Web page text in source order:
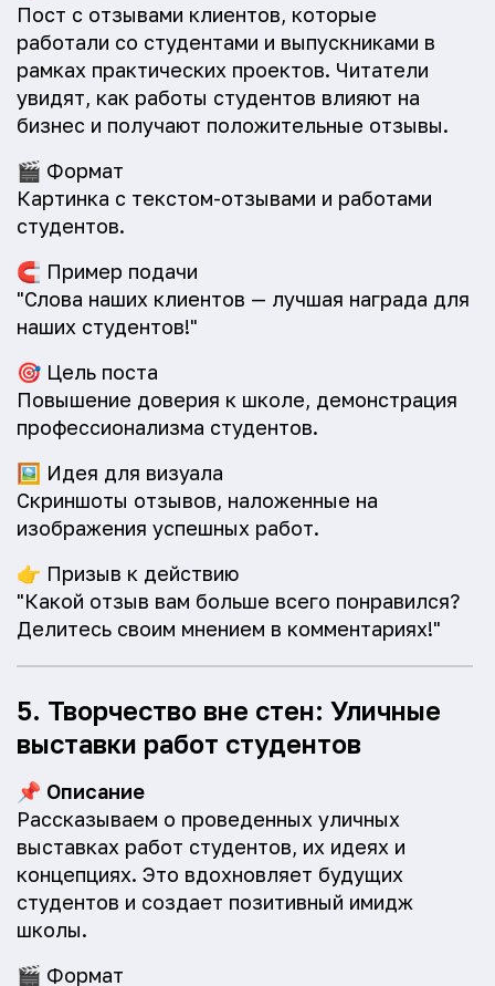
Пост с отзывами клиентов, которые
работали со студентами и выпускниками в
рамках практических проектов. Читатели
увидят, как работы студентов влияют на
бизнес и получают положительные отзывы.
🎬 Формат
Картинка с текстом-отзывами и работами
студентов.
🧲 Пример подачи
"Слова наших клиентов — лучшая награда для
наших студентов!"
🎯 Цель поста
Повышение доверия к школе, демонстрация
профессионализма студентов.
🖼️ Идея для визуала
Скриншоты отзывов, наложенные на
изображения успешных работ.
👉 Призыв к действию
"Какой отзыв вам больше всего понравился?
Делитесь своим мнением в комментариях!"
5. Творчество вне стен: Уличные
выставки работ студентов
📌 Описание
Рассказываем о проведенных уличных
выставках работ студентов, их идеях и
концепциях. Это вдохновляет будущих
студентов и создает позитивный имидж
школы.
🎬 Формат